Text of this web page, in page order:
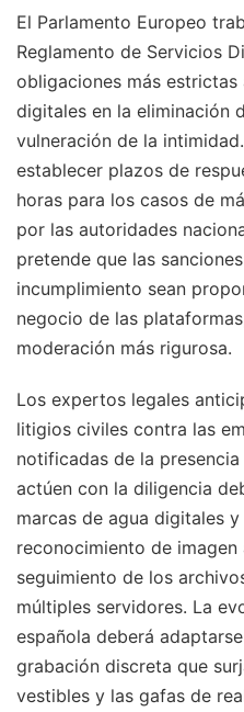
El Parlamento Europeo
Reglamento de Servicios
obligaciones más
digitales en la eliminación
vulneración de la
establecer plazos de
horas para los casos de
por las autoridades
pretende que las
incumplimiento sean
negocio de las
moderación más rigurosa.
Los expertos legales
litigios civiles contra las
notificadas de la
actúen con la diligencia
marcas de agua digitales
reconocimiento de
seguimiento de los
múltiples servidores. La
española deberá
grabación discreta que
vestibles y las gafas de